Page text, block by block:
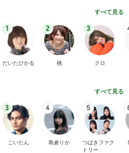
すべて見る
1
だいたひかる
2
桃
3
クロ
すべて見る
3
こいたん
4
島倉りか
5
つばきファク
トリー